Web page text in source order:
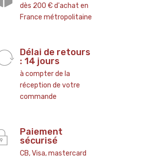
dès 200 € d'achat en
France métropolitaine
Délai de retours
: 14 jours
à compter de la
réception de votre
commande
Paiement
sécurisé
CB, Visa, mastercard